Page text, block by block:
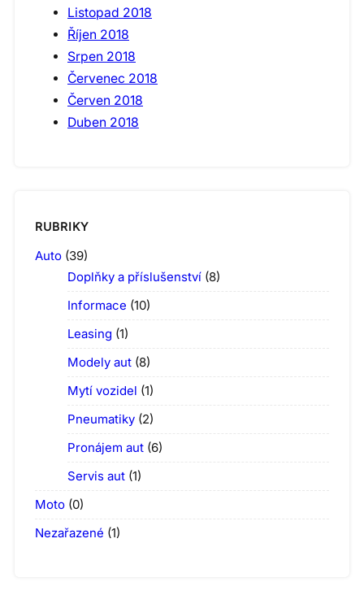
Listopad 2018
Říjen 2018
Srpen 2018
Červenec 2018
Červen 2018
Duben 2018
RUBRIKY
Auto (39)
Doplňky a příslušenství (8)
Informace (10)
Leasing (1)
Modely aut (8)
Mytí vozidel (1)
Pneumatiky (2)
Pronájem aut (6)
Servis aut (1)
Moto (0)
Nezařazené (1)